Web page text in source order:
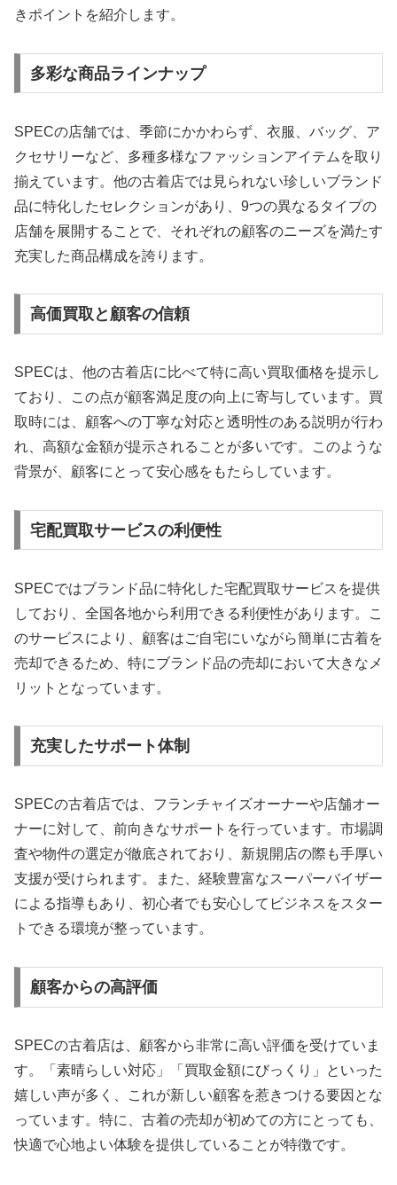
きポイントを紹介します。
多彩な商品ラインナップ
SPECの店舗では、季節にかかわらず、衣服、バッグ、ア
クセサリーなど、多種多様なファッションアイテムを取り
揃えています。他の古着店では見られない珍しいブランド
品に特化したセレクションがあり、9つの異なるタイプの
店舗を展開することで、それぞれの顧客のニーズを満たす
充実した商品構成を誇ります。
高価買取と顧客の信頼
SPECは、他の古着店に比べて特に高い買取価格を提示し
ており、この点が顧客満足度の向上に寄与しています。買
取時には、顧客への丁寧な対応と透明性のある説明が行わ
れ、高額な金額が提示されることが多いです。このような
背景が、顧客にとって安心感をもたらしています。
宅配買取サービスの利便性
SPECではブランド品に特化した宅配買取サービスを提供
しており、全国各地から利用できる利便性があります。こ
のサービスにより、顧客はご自宅にいながら簡単に古着を
売却できるため、特にブランド品の売却において大きなメ
リットとなっています。
充実したサポート体制
SPECの古着店では、フランチャイズオーナーや店舗オー
ナーに対して、前向きなサポートを行っています。市場調
査や物件の選定が徹底されており、新規開店の際も手厚い
支援が受けられます。また、経験豊富なスーパーバイザー
による指導もあり、初心者でも安心してビジネスをスター
トできる環境が整っています。
顧客からの高評価
SPECの古着店は、顧客から非常に高い評価を受けていま
す。「素晴らしい対応」「買取金額にびっくり」といった
嬉しい声が多く、これが新しい顧客を惹きつける要因とな
っています。特に、古着の売却が初めての方にとっても、
快適で心地よい体験を提供していることが特徴です。